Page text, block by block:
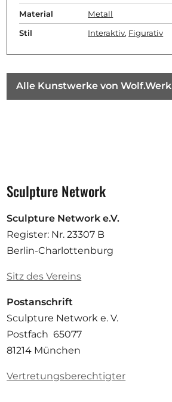
Material Metall
Stil Interaktiv, Figurativ
Alle Kunstwerke von Wolf.Werk
Sculpture Network
Sculpture Network e.V.
Register: Nr. 23307 B
Berlin-Charlottenburg
Sitz des Vereins
Postanschrift
Sculpture Network e. V.
Postfach 65077
81214 München
Vertretungsberechtigter